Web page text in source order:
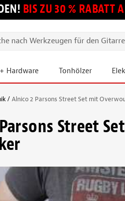
BIS ZU 30 % RABATT
Hardware Tonhölzer
Alnico 2 Parsons Street Set mit
Street